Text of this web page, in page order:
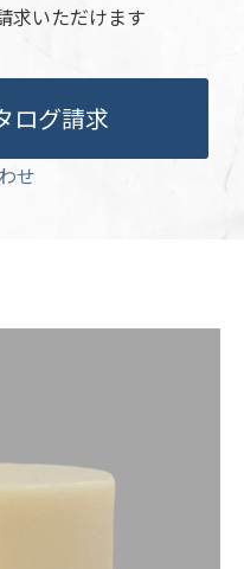
料
求いただけます
ログ請求
せ